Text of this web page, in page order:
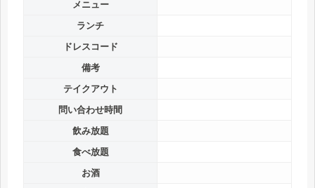
メニュー
ランチ
ドレスコード
備考
テイクアウト
問い合わせ時間
飲み放題
食べ放題
お酒